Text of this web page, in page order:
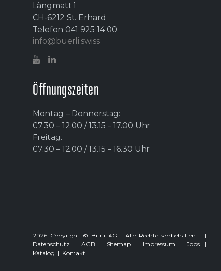
Längmatt 1
CH-6212 St. Erhard
Telefon 041 925 14 00
info@buerli.swiss
Öffnungszeiten
Montag – Donnerstag:
07.30 – 12.00 / 13.15 – 17.00 Uhr
Freitag:
07.30 – 12.00 / 13.15 – 16.30 Uhr
2026 Copyright © Bürli AG - Alle Rechte vorbehalten |
Datenschutz
| AGB | Sitemap | Impressum | Jobs
|
Katalog | Kontakt